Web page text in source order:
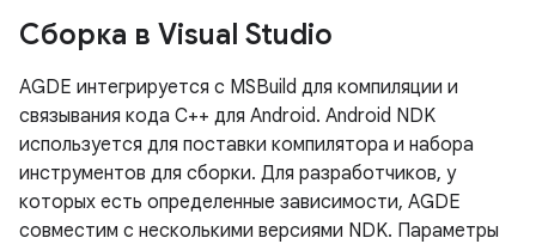
Сборка в Visual Studio
AGDE интегрируется с MSBuild для компиляции и
связывания кода C++ для Android. Android NDK
используется для поставки компилятора и набора
инструментов для сборки. Для разработчиков, у
которых есть определенные зависимости, AGDE
совместим с несколькими версиями NDK. Параметры